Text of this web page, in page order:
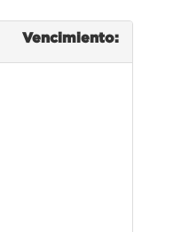
Vencimiento: